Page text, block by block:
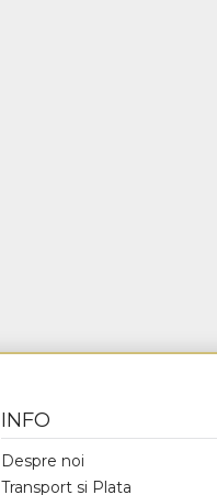
INFO
Despre noi
Transport si Plata